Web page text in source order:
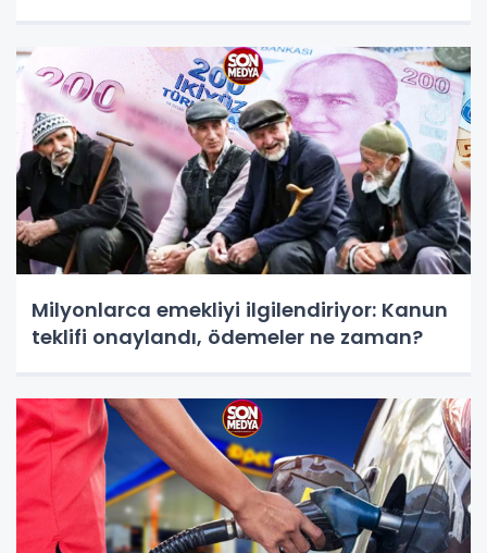
Milyonlarca emekliyi ilgilendiriyor: Kanun
teklifi onaylandı, ödemeler ne zaman?